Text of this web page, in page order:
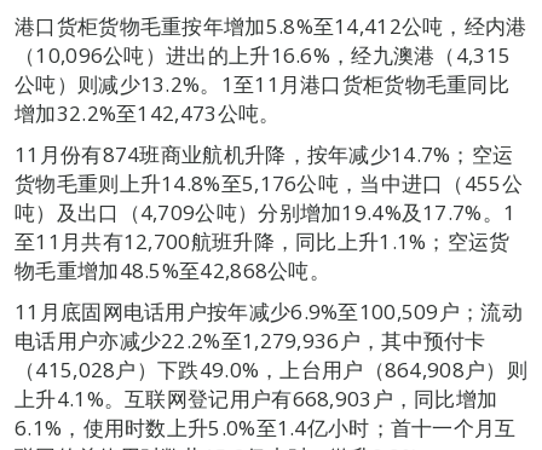
港口货柜货物毛重按年增加5.8%至14,412公吨，经内港
（10,096公吨）进出的上升16.6%，经九澳港（4,315
公吨）则减少13.2%。1至11月港口货柜货物毛重同比
增加32.2%至142,473公吨。
11月份有874班商业航机升降，按年减少14.7%；空运
货物毛重则上升14.8%至5,176公吨，当中进口（455公
吨）及出口（4,709公吨）分别增加19.4%及17.7%。1
至11月共有12,700航班升降，同比上升1.1%；空运货
物毛重增加48.5%至42,868公吨。
11月底固网电话用户按年减少6.9%至100,509户；流动
电话用户亦减少22.2%至1,279,936户，其中预付卡
（415,028户）下跌49.0%，上台用户（864,908户）则
上升4.1%。互联网登记用户有668,903户，同比增加
6.1%，使用时数上升5.0%至1.4亿小时；首十一个月互